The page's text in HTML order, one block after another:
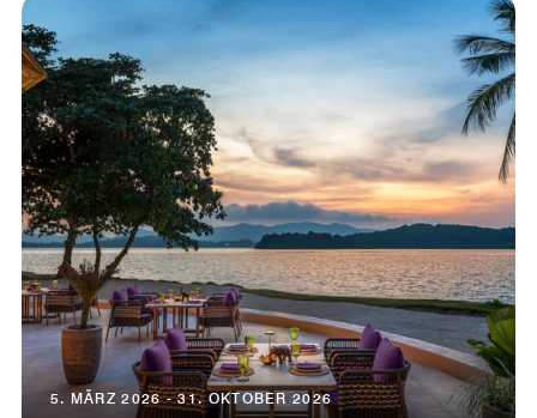
5. MÄRZ 2026 - 31. OKTOBER 2026